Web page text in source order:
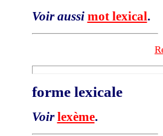
Voir aussi mot lexical .
forme lexicale
Voir lexème.